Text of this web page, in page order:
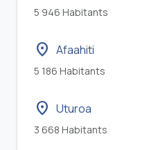
5 946 Habitants
location_on Afaahiti
5 186 Habitants
location_on Uturoa
3 668 Habitants